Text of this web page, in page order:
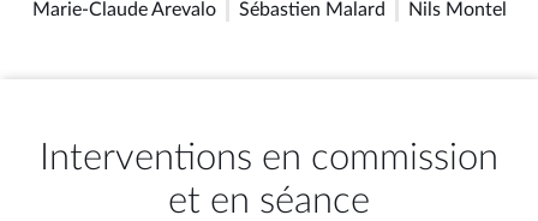
Marie-Claude Arevalo Sébastien Malard Nils Montel
Interventions en commission
et en séance